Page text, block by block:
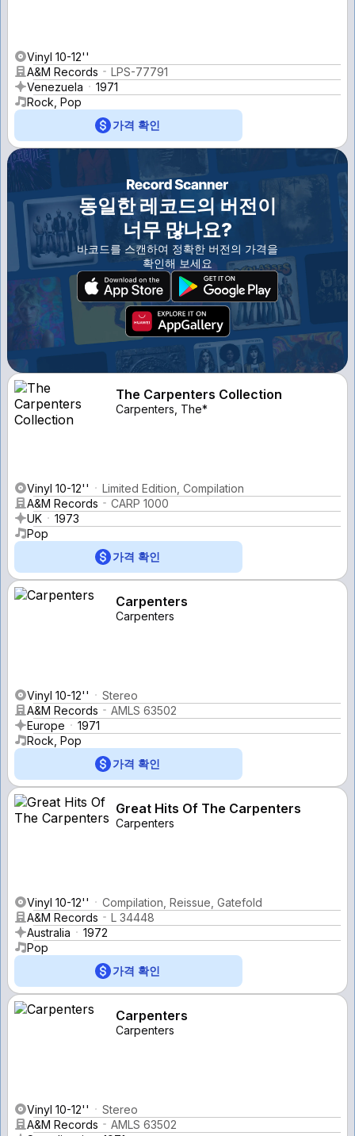
Vinyl 10-12''
A&M Records
LPS-77791
Venezuela
1971
Rock, Pop
가격 확인
동일한 레코드의 버전이
너무 많나요?
바코드를 스캔하여 정확한 버전의 가격을
확인해 보세요
The Carpenters Collection
Carpenters, The*
Vinyl 10-12''
Limited Edition, Compilation
A&M Records
CARP 1000
UK
1973
Pop
가격 확인
Carpenters
Carpenters
Vinyl 10-12''
Stereo
A&M Records
AMLS 63502
Europe
1971
Rock, Pop
가격 확인
Great Hits Of The Carpenters
Carpenters
Vinyl 10-12''
Compilation, Reissue, Gatefold
A&M Records
L 34448
Australia
1972
Pop
가격 확인
Carpenters
Carpenters
Vinyl 10-12''
Stereo
A&M Records
AMLS 63502